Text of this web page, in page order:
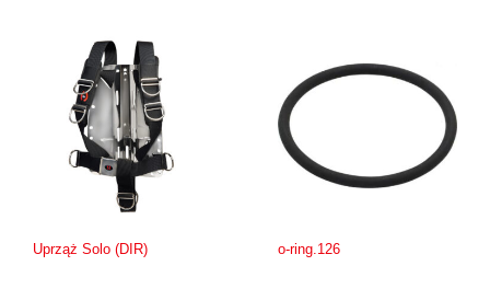
Uprząż Solo (DIR) o-ring.126